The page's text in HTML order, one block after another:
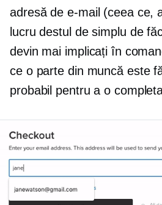
adresă de e-mail (ceea ce,
lucru destul de simplu de
devin mai implicați în
ce o parte din muncă este
probabil pentru a o